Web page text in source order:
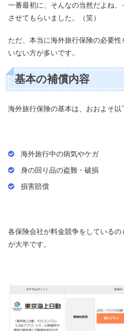
一番最初に、そんなの当然だよね
させてもらいました。（笑）
ただ、本当に海外旅行保険の必要
いない方が多いです。
基本の補償内容
海外旅行保険の基本は、おおよそ以
海外旅行中の病気やケガ
身の回り品の盗難・破損
損害賠償
各保険会社が料金競争をしている
が大半です。